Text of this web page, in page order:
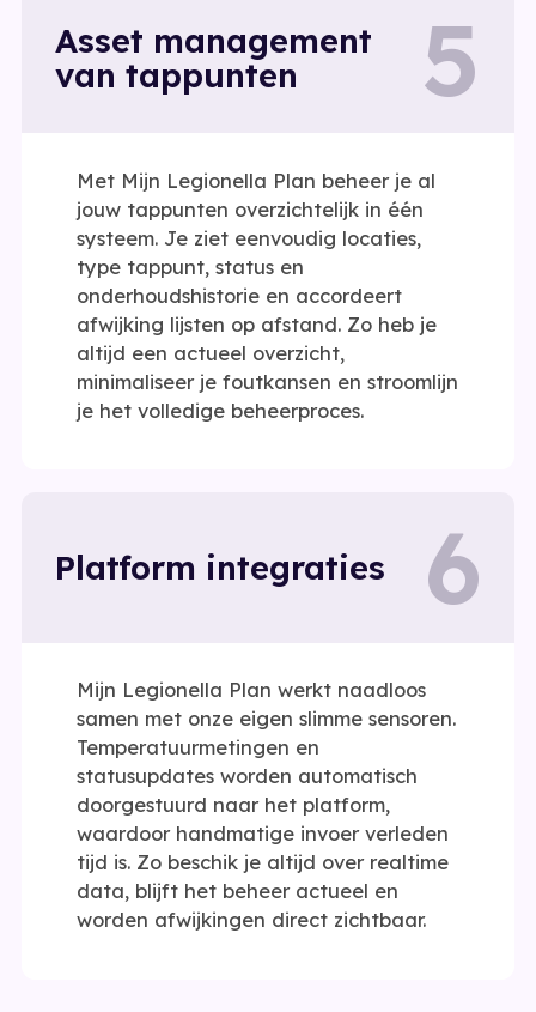
Asset management
van tappunten
5
Met Mijn Legionella Plan beheer je al
jouw tappunten overzichtelijk in één
systeem. Je ziet eenvoudig locaties,
type tappunt, status en
onderhoudshistorie en accordeert
afwijking lijsten op afstand. Zo heb je
altijd een actueel overzicht,
minimaliseer je foutkansen en stroomlijn
je het volledige beheerproces.
Platform integraties 6
Mijn Legionella Plan werkt naadloos
samen met onze eigen slimme sensoren.
Temperatuurmetingen en
statusupdates worden automatisch
doorgestuurd naar het platform,
waardoor handmatige invoer verleden
tijd is. Zo beschik je altijd over realtime
data, blijft het beheer actueel en
worden afwijkingen direct zichtbaar.